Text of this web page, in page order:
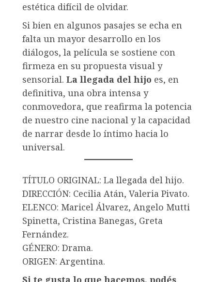
estética difícil de olvidar.
Si bien en algunos pasajes se echa en
falta un mayor desarrollo en los
diálogos, la película se sostiene con
firmeza en su propuesta visual y
sensorial. La llegada del hijo es, en
definitiva, una obra intensa y
conmovedora, que reafirma la potencia
de nuestro cine nacional y la capacidad
de narrar desde lo íntimo hacia lo
universal.
TÍTULO ORIGINAL: La llegada del hijo.
DIRECCIÓN: Cecilia Atán, Valeria Pivato.
ELENCO: Maricel Álvarez, Angelo Mutti
Spinetta, Cristina Banegas, Greta
Fernández.
GÉNERO: Drama.
ORIGEN: Argentina.
Si te gusta lo que hacemos, podés